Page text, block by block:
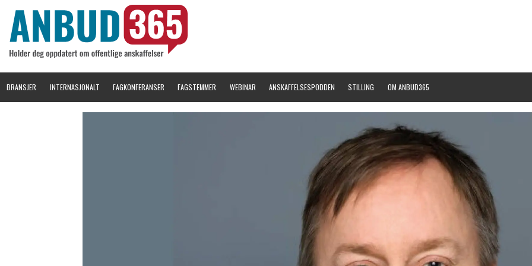
BRANSJER INTERNASJONALT FAGKONFERANSER FAGSTEMMER WEBINAR ANSKAFFELSESPODDEN STILLING OM ANBUD365